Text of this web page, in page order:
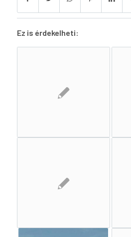
Ez is érdekelheti: